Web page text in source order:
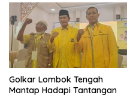
Golkar Lombok Tengah
Mantap Hadapi Tantangan